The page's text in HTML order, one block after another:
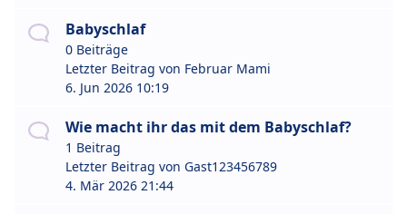
Babyschlaf
0 Beiträge
Letzter Beitrag von Februar Mami
6. Jun 2026 10:19
Wie macht ihr das mit dem Babyschlaf?
1 Beitrag
Letzter Beitrag von Gast123456789
4. Mär 2026 21:44